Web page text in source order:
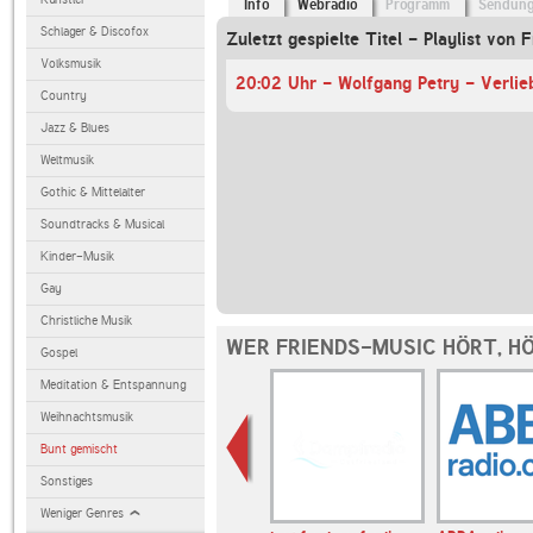
Schlager & Discofox
Volksmusik
Country
Jazz & Blues
Weltmusik
Gothic & Mittelalter
Soundtracks & Musical
Kinder-Musik
Gay
Christliche Musik
Gospel
Meditation & Entspannung
Weihnachtsmusik
Bunt gemischt
Sonstiges
Weniger Genres
Info Webradio Programm
Zuletzt gespielte Titel - Playlist von
WER FRIENDS-MUSIC HÖRT,